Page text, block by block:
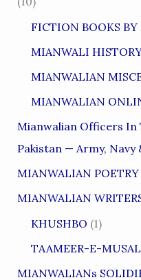
FICTION BOOKS
MIANWALI
MIANWALIAN
MIANWALIAN
Mianwalian Officers In
Pakistan — Army, Navy
MIANWALIAN
MIANWALIAN
KHUSHBO (1)
TAAMEER-E-
MIANWALIANs